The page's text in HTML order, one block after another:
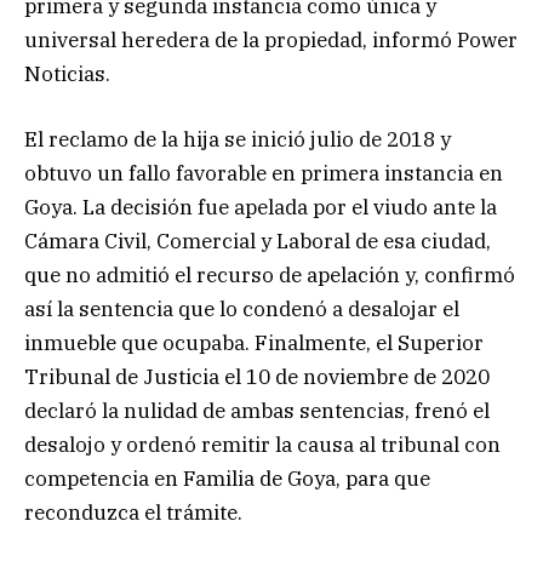
primera y segunda instancia como única y
universal heredera de la propiedad, informó Power
Noticias.
El reclamo de la hija se inició julio de 2018 y
obtuvo un fallo favorable en primera instancia en
Goya. La decisión fue apelada por el viudo ante la
Cámara Civil, Comercial y Laboral de esa ciudad,
que no admitió el recurso de apelación y, confirmó
así la sentencia que lo condenó a desalojar el
inmueble que ocupaba. Finalmente, el Superior
Tribunal de Justicia el 10 de noviembre de 2020
declaró la nulidad de ambas sentencias, frenó el
desalojo y ordenó remitir la causa al tribunal con
competencia en Familia de Goya, para que
reconduzca el trámite.